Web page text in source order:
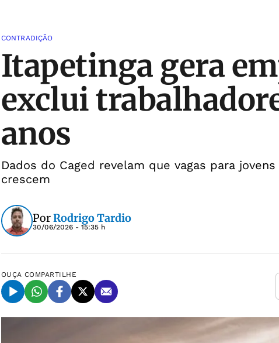
CONTRADIÇÃO
Itapetinga gera
exclui
anos
Dados do Caged revelam que vagas para
crescem
PorRodrigo Tardio
30/06/2026 - 15:35 h
OUÇA COMPARTILHE